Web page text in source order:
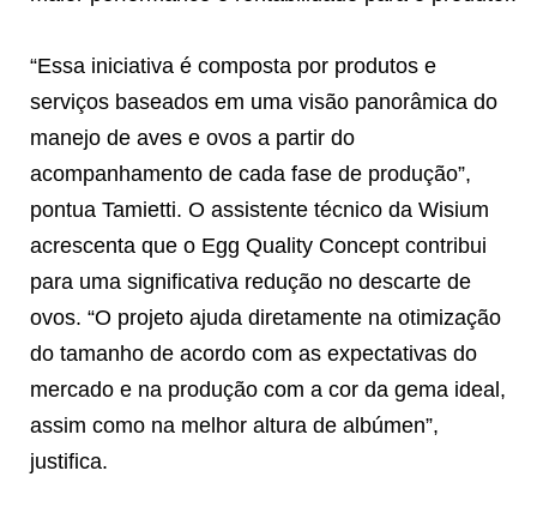
“Essa iniciativa é composta por produtos e
serviços baseados em uma visão panorâmica do
manejo de aves e ovos a partir do
acompanhamento de cada fase de produção”,
pontua Tamietti. O assistente técnico da Wisium
acrescenta que o Egg Quality Concept contribui
para uma significativa redução no descarte de
ovos. “O projeto ajuda diretamente na otimização
do tamanho de acordo com as expectativas do
mercado e na produção com a cor da gema ideal,
assim como na melhor altura de albúmen”,
justifica.